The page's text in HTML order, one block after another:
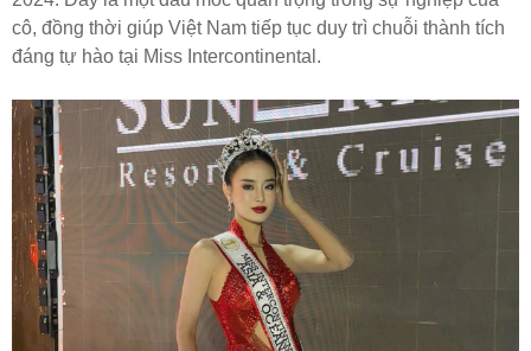
cô, đồng thời giúp Việt Nam tiếp tục duy trì chuỗi thành tích
đáng tự hào tại Miss Intercontinental.